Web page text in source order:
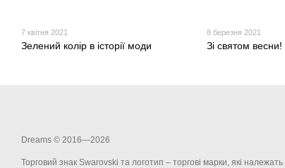
7 квітня 2021
Зелений колір в історії моди
8 березня 2021
Зі святом весни!
Dreams © 2016—2026
Торговий знак Swarovski та логотип – торгові марки, які належать